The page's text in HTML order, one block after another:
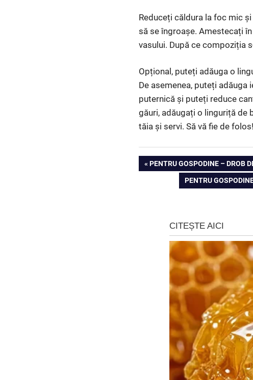
Reduceți căldura la foc mic
să se îngroașe. Amestecați
vasului. După ce compoziția
Opțional, puteți adăuga o
De asemenea, puteți
puternică și puteți reduce
găuri, adăugați o linguriță de
tăia și servi. Să vă fie de
Navigare
PREVIOUS
PENTRU GOSPODINE – DROB
NEXT
POST:
PENTRU